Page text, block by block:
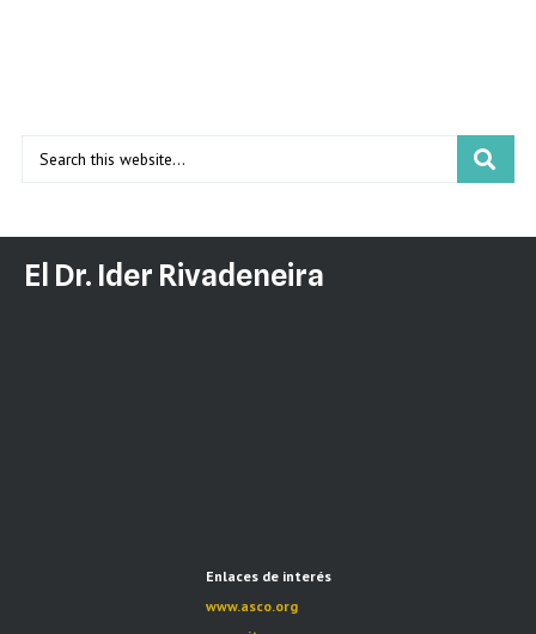
El Dr. Ider Rivadeneira
Enlaces de interés
www.asco.org